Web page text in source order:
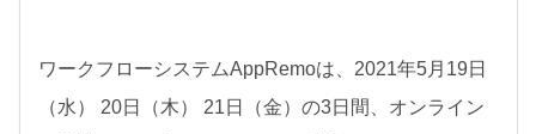
ワークフローシステムAppRemoは、 2021年5月 19 日
（水） 20日（木） 21 日（金）の3日間、オンライン